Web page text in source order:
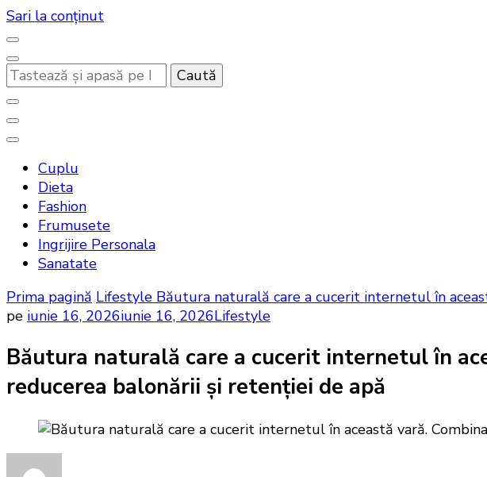
Sari la conținut
Cauți
ceva?
Bandoux
Cuplu
Dieta
Fashion
Frumusete
Ingrijire Personala
Sanatate
Prima pagină Lifestyle Băutura naturală care a cucerit internetul în
pe iunie 16, 2026iunie 16, 2026Lifestyle
Băutura naturală care a cucerit internetul în
reducerea balonării și retenției de apă